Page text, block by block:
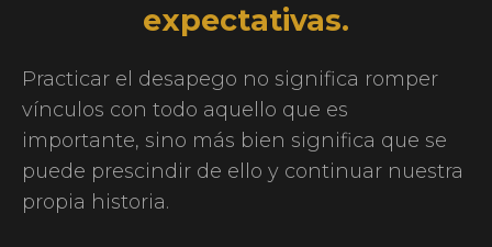
expectativas.
Practicar el desapego no significa romper
vínculos con todo aquello que es
importante, sino más bien significa que se
puede prescindir de ello y continuar nuestra
propia historia.